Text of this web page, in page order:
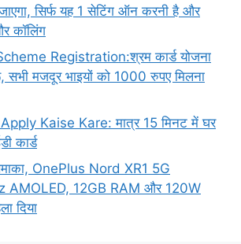
सिर्फ यह 1 सेटिंग ऑन करनी है और
कॉलिंग
Registration:श्रम कार्ड योजना
सभी मजदूर भाइयों को 1000 रुपए मिलना
Kaise Kare: मात्र 15 मिनट में घर
कार्ड
OnePlus Nord XR1 5G
AMOLED, 12GB RAM और 120W
दिया